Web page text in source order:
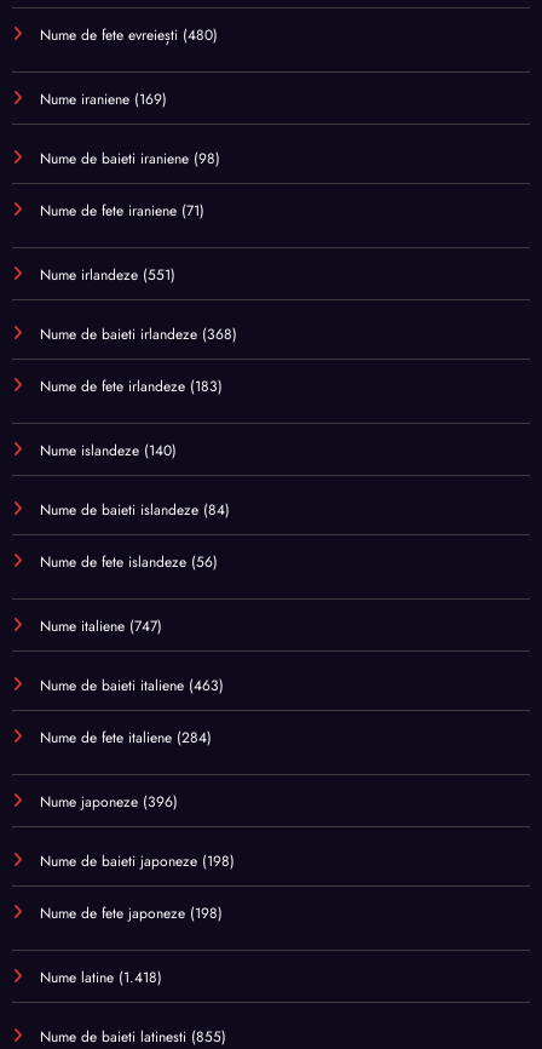
Nume de fete evreiești (480)
Nume iraniene (169)
Nume de baieti iraniene (98)
Nume de fete iraniene (71)
Nume irlandeze (551)
Nume de baieti irlandeze (368)
Nume de fete irlandeze (183)
Nume islandeze (140)
Nume de baieti islandeze (84)
Nume de fete islandeze (56)
Nume italiene (747)
Nume de baieti italiene (463)
Nume de fete italiene (284)
Nume japoneze (396)
Nume de baieti japoneze (198)
Nume de fete japoneze (198)
Nume latine (1.418)
Nume de baieti latinesti (855)